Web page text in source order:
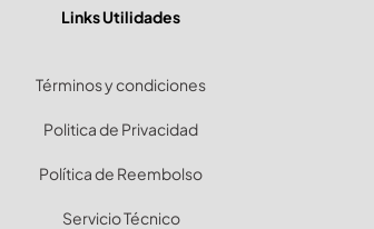
Links Utilidades
Términos y condiciones
Politica de Privacidad
Política de Reembolso
Servicio Técnico